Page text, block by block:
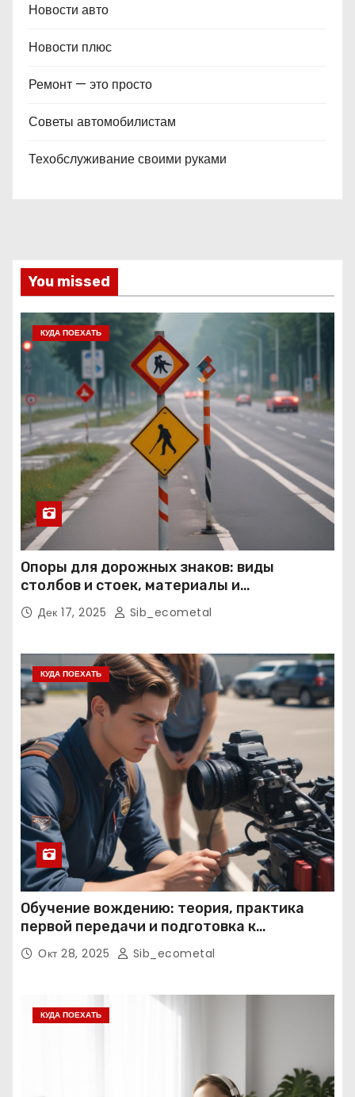
Новости авто
Новости плюс
Ремонт — это просто
Советы автомобилистам
Техобслуживание своими руками
You missed
КУДА ПОЕХАТЬ
Опоры для дорожных знаков: виды
столбов и стоек, материалы и
нормативные требования
Дек 17, 2025 Sib_ecometal
КУДА ПОЕХАТЬ
Обучение вождению: теория, практика
первой передачи и подготовка к
экзаменам
Окт 28, 2025 Sib_ecometal
КУДА ПОЕХАТЬ